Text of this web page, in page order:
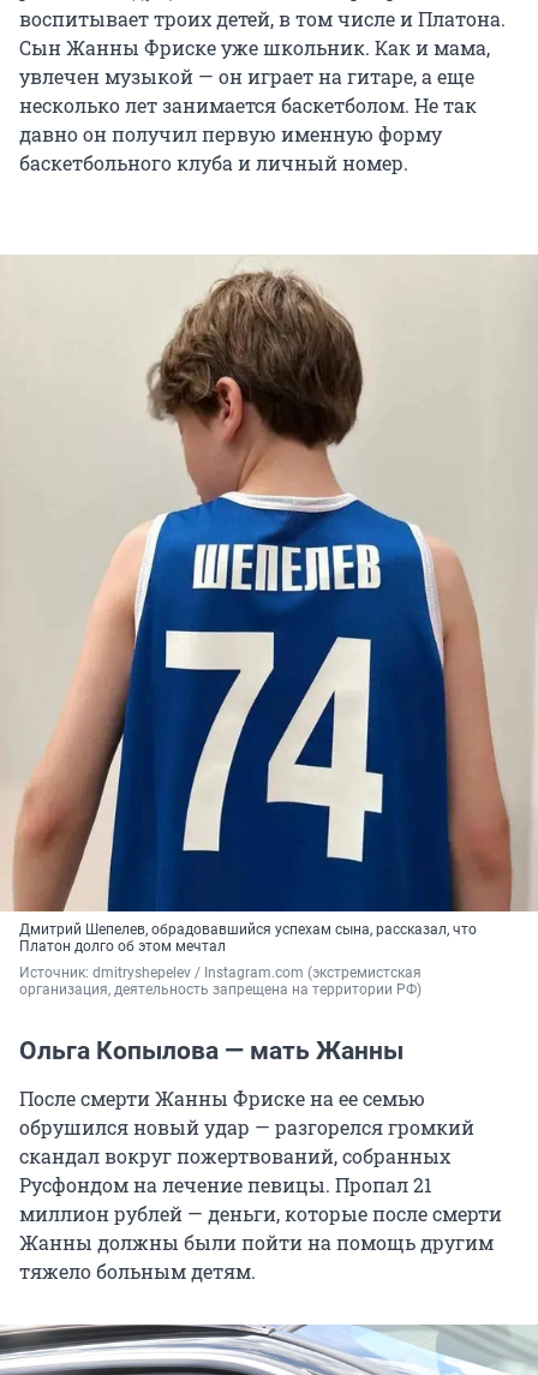
воспитывает троих детей, в том числе и Платона.
Сын Жанны Фриске уже школьник. Как и мама,
увлечен музыкой — он играет на гитаре, а еще
несколько лет занимается баскетболом. Не так
давно он получил первую именную форму
баскетбольного клуба и личный номер.
Дмитрий Шепелев, обрадовавшийся успехам сына, рассказал, что
Платон долго об этом мечтал
Источник: dmitryshepelev / Instagram.com (экстремистская
организация, деятельность запрещена на территории РФ)
Ольга Копылова — мать Жанны
После смерти Жанны Фриске на ее семью
обрушился новый удар — разгорелся громкий
скандал вокруг пожертвований, собранных
Русфондом на лечение певицы. Пропал 21
миллион рублей — деньги, которые после смерти
Жанны должны были пойти на помощь другим
тяжело больным детям.